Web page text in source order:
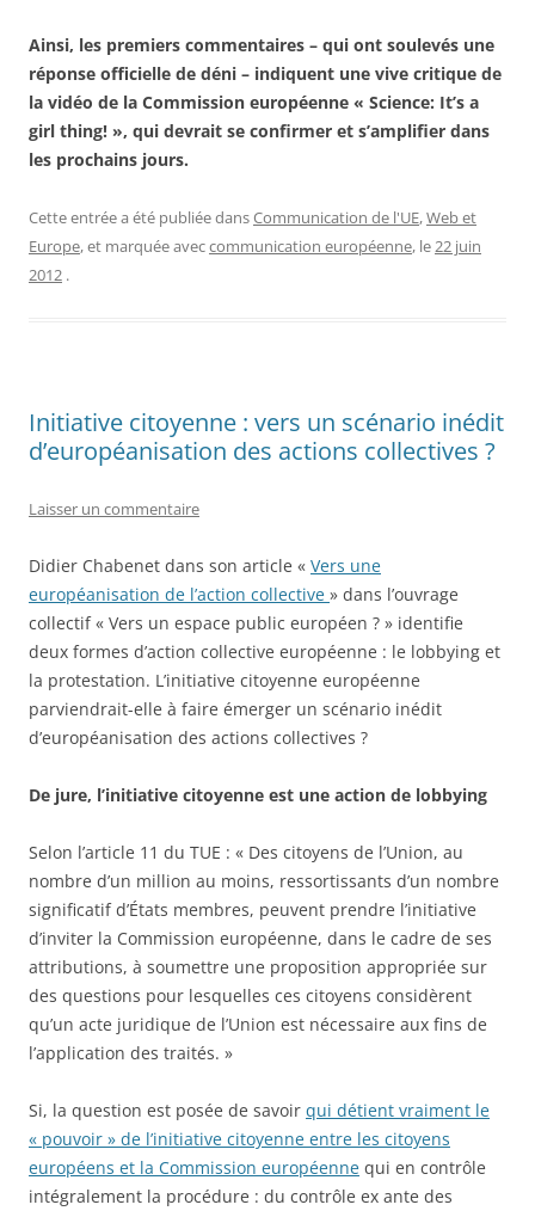
Ainsi, les premiers commentaires – qui ont soulevés une
réponse officielle de déni – indiquent une vive critique de
la vidéo de la Commission européenne « Science: It’s a
girl thing! », qui devrait se confirmer et s’amplifier dans
les prochains jours.
Cette entrée a été publiée dansCommunication de l'UE,Web et
Europe, et marquée aveccommunication européenne, le22 juin
2012 .
Initiative citoyenne : vers un scénario inédit
d’européanisation des actions collectives ?
Laisser un commentaire
Didier Chabenet dans son article « Vers une
européanisation de l’action collective » dans l’ouvrage
collectif « Vers un espace public européen ? » identifie
deux formes d’action collective européenne : le lobbying et
la protestation. L’initiative citoyenne européenne
parviendrait-elle à faire émerger un scénario inédit
d’européanisation des actions collectives ?
De jure, l’initiative citoyenne est une action de lobbying
Selon l’article 11 du TUE : « Des citoyens de l’Union, au
nombre d’un million au moins, ressortissants d’un nombre
significatif d’États membres, peuvent prendre l’initiative
d’inviter la Commission européenne, dans le cadre de ses
attributions, à soumettre une proposition appropriée sur
des questions pour lesquelles ces citoyens considèrent
qu’un acte juridique de l’Union est nécessaire aux fins de
l’application des traités. »
Si, la question est posée de savoir qui détient vraiment le
« pouvoir » de l’initiative citoyenne entre les citoyens
européens et la Commission européenne qui en contrôle
intégralement la procédure : du contrôle ex ante des